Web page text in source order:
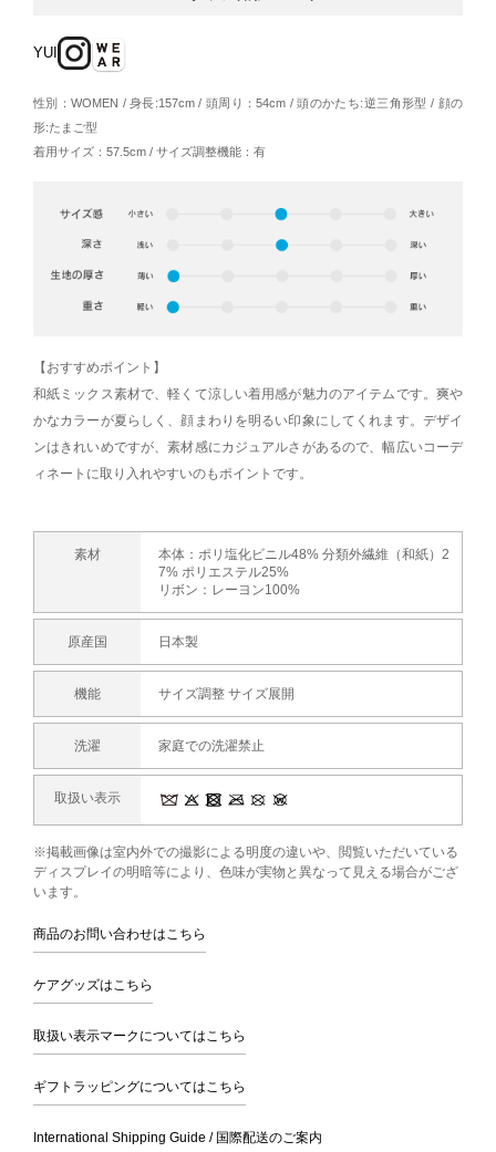
YUI
性別：WOMEN / 身長:157cm / 頭周り：54cm / 頭のかたち:逆三角形型 / 顔の
形:たまご型
着用サイズ：57.5cm / サイズ調整機能：有
【おすすめポイント】
和紙ミックス素材で、軽くて涼しい着用感が魅力のアイテムです。爽や
かなカラーが夏らしく、顔まわりを明るい印象にしてくれます。デザイ
ンはきれいめですが、素材感にカジュアルさがあるので、幅広いコーデ
ィネートに取り入れやすいのもポイントです。
素材
本体：ポリ塩化ビニル48% 分類外繊維（和紙）2
7% ポリエステル25%
リボン：レーヨン100%
原産国 日本製
機能 サイズ調整 サイズ展開
洗濯 家庭での洗濯禁止
取扱い表示
※掲載画像は室内外での撮影による明度の違いや、閲覧いただいている
ディスプレイの明暗等により、色味が実物と異なって見える場合がござ
います。
商品のお問い合わせはこちら
ケアグッズはこちら
取扱い表示マークについてはこちら
ギフトラッピングについてはこちら
International Shipping Guide / 国際配送のご案内